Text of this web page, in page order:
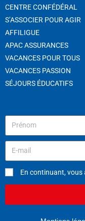
CENTRE CONFÉDÉRAL
S’ASSOCIER POUR AGIR
AFFILIGUE
APAC ASSURANCES
VACANCES POUR TOUS
VACANCES PASSION
SÉJOURS ÉDUCATIFS
En continuant,